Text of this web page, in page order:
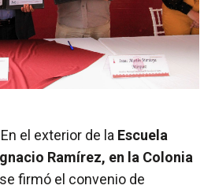
el exterior de la Escuela
Ramírez, en la Colonia
se firmó el convenio de